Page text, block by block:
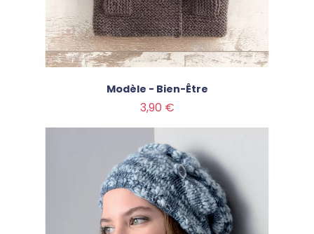
Modèle - Bien-Être
3,90 €